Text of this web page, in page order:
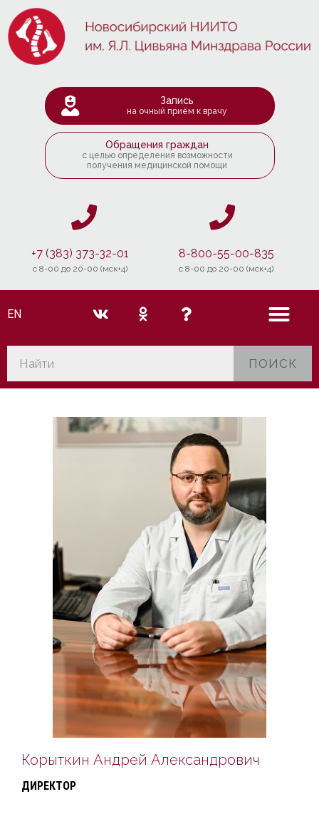
Запись
на очный приём к врачу
Обращения граждан
с целью определения возможности
получения медицинской помощи
+7 (383) 373-32-01
c 8-00 до 20-00 (мск+4)
8-800-55-00-835
c 8-00 до 20-00 (мск+4)
EN
ПОИСК
Корыткин Андрей Александрович
ДИРЕКТОР